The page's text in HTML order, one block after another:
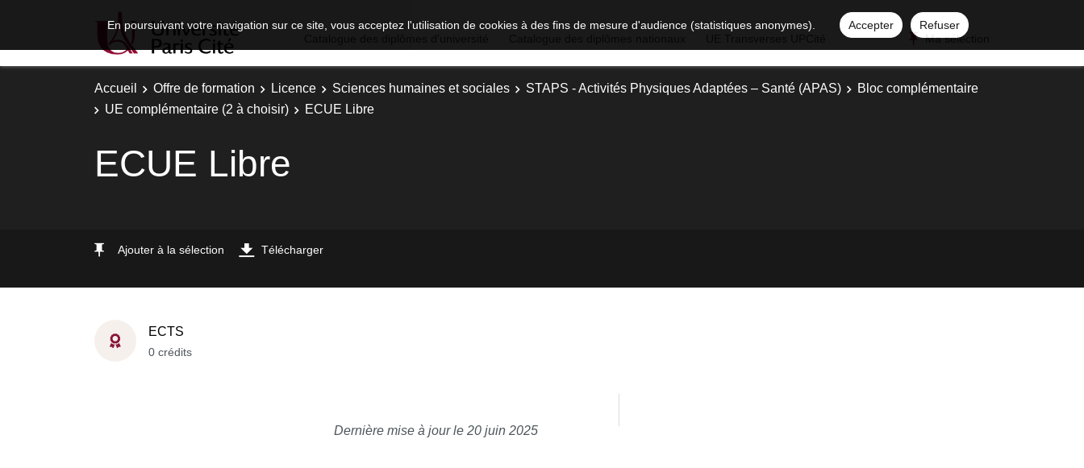
En poursuivant votre navigation sur ce site, vous acceptez l'utilisation de cookies à des fins de mesure d'audience (statistiques anonymes). Accepter
Refuser
Ma sélection
Accueil Offre de formation Licence Sciences humaines et sociales STAPS - Activités Physiques Adaptées – Santé (APAS)
Bloc complémentaire
UE complémentaire (2 à choisir)
ECUE Libre
ECUE Libre
Ajouter à la sélection Télécharger
ECTS
0 crédits
Dernière mise à jour le 20 juin 2025